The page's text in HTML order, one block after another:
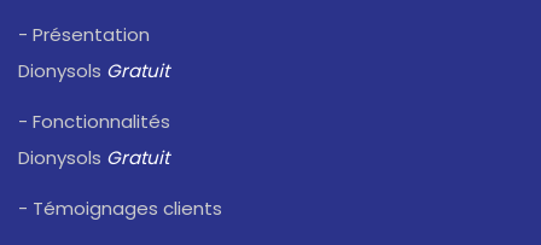
- Présentation
Dionysols Gratuit
- Fonctionnalités
Dionysols Gratuit
- Témoignages clients